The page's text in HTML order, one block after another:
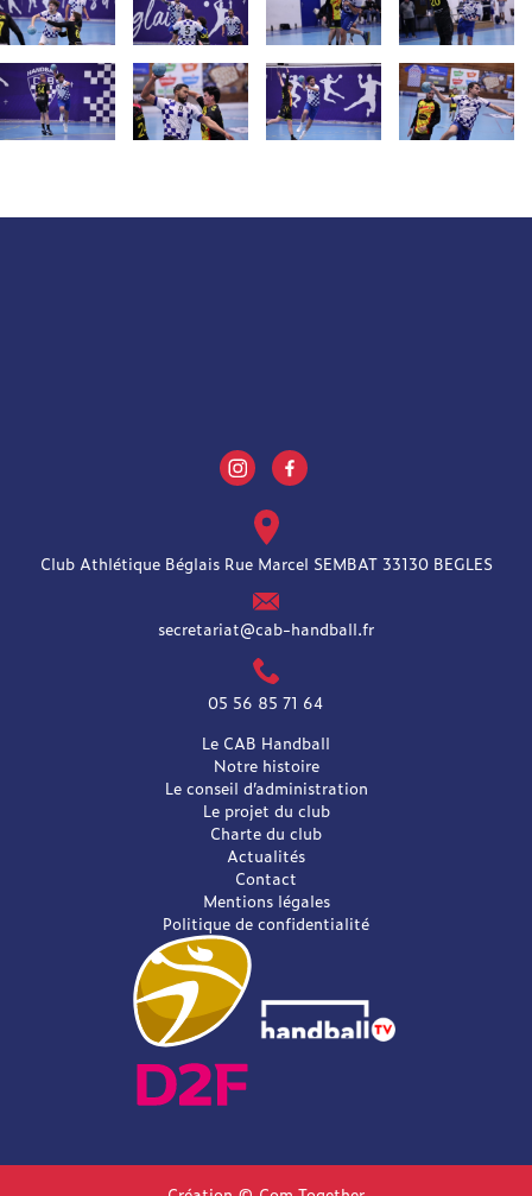
Club Athlétique Béglais Rue Marcel SEMBAT 33130 BEGLES
secretariat@cab-handball.fr
05 56 85 71 64
Le CAB Handball
Notre histoire
Le conseil d’administration
Le projet du club
Charte du club
Actualités
Contact
Mentions légales
Politique de confidentialité